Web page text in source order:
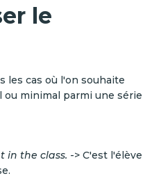
le
les cas où l'on souhaite
minimal parmi une série
in the class. -> C'est l'élève